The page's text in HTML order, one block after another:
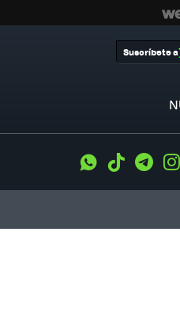
Suscríbete a
WhatsApp
Tiktok